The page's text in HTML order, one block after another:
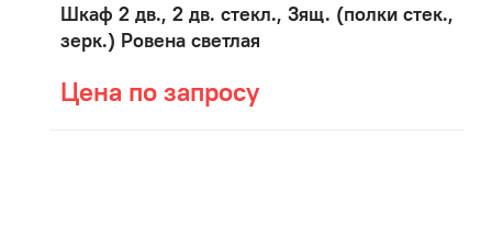
Шкаф 2 дв., 2 дв. стекл., 3ящ. (полки стек.,
зерк.) Ровена светлая
Цена по запросу